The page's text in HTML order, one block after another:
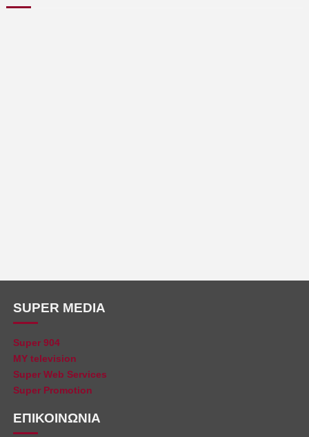
SUPER MEDIA
Super 904
MY television
Super Web Services
Super Promotion
ΕΠΙΚΟΙΝΩΝΙΑ